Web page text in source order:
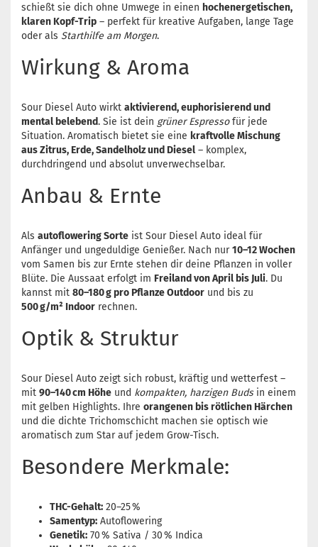
schießt sie dich ohne Umwege in einen hochenergetischen,
klaren Kopf-Trip – perfekt für kreative Aufgaben, lange Tage
oder als Starthilfe am Morgen.
Wirkung & Aroma
Sour Diesel Auto wirkt aktivierend, euphorisierend und
mental belebend. Sie ist dein grüner Espressofür jede
Situation. Aromatisch bietet sie eine kraftvolle Mischung
aus Zitrus, Erde, Sandelholz und Diesel – komplex,
durchdringend und absolut unverwechselbar.
Anbau & Ernte
Als autoflowering Sorte ist Sour Diesel Auto ideal für
Anfänger und ungeduldige Genießer. Nach nur10–12 Wochen
vom Samen bis zur Ernte stehen dir deine Pflanzen in voller
Blüte. Die Aussaat erfolgt im Freiland von April bis Juli. Du
kannst mit 80–180 g pro Pflanze Outdoor und bis zu
500 g/m² Indoor rechnen.
Optik & Struktur
Sour Diesel Auto zeigt sich robust, kräftig und wetterfest –
mit 90–140 cm Höhe und kompakten, harzigen Budsin einem
mit gelben Highlights. Ihre orangenen bis rötlichen Härchen
und die dichte Trichomschicht machen sie optisch wie
aromatisch zum Star auf jedem Grow-Tisch.
Besondere Merkmale:
THC-Gehalt: 20–25 %
Samentyp: Autoflowering
Genetik: 70 % Sativa / 30 % Indica